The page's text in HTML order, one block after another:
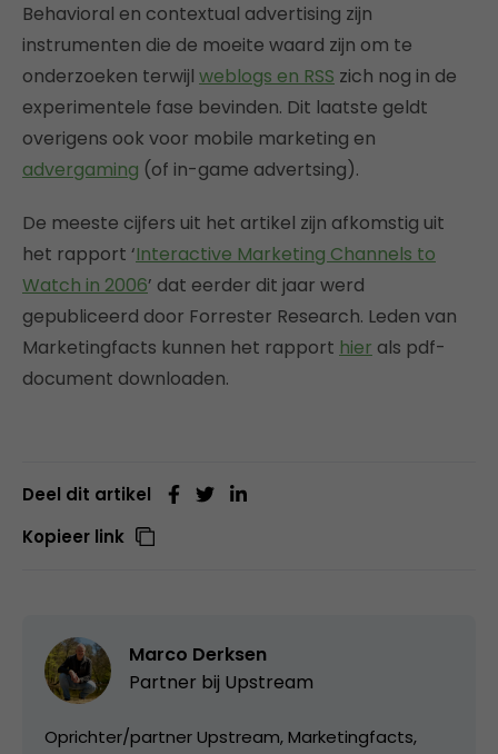
Behavioral en contextual advertising zijn
instrumenten die de moeite waard zijn om te
onderzoeken terwijl weblogs en RSS zich nog in de
experimentele fase bevinden. Dit laatste geldt
overigens ook voor mobile marketing en
advergaming (of in-game advertsing).
De meeste cijfers uit het artikel zijn afkomstig uit
het rapport ‘Interactive Marketing Channels to
Watch in 2006’ dat eerder dit jaar werd
gepubliceerd door Forrester Research. Leden van
Marketingfacts kunnen het rapport hier als pdf-
document downloaden.
Deel dit artikel
Kopieer link
Marco Derksen
Partner bij Upstream
Oprichter/partner Upstream, Marketingfacts,